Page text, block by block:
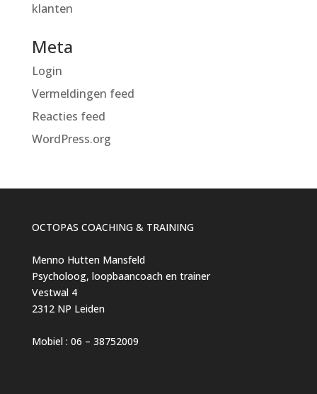
klanten
Meta
Login
Vermeldingen feed
Reacties feed
WordPress.org
OCTOPAS COACHING & TRAINING
Menno Hutten Mansfeld
Psycholoog, loopbaancoach en trainer
Vestwal 4
2312 NP Leiden
Mobiel : 06 – 38752009